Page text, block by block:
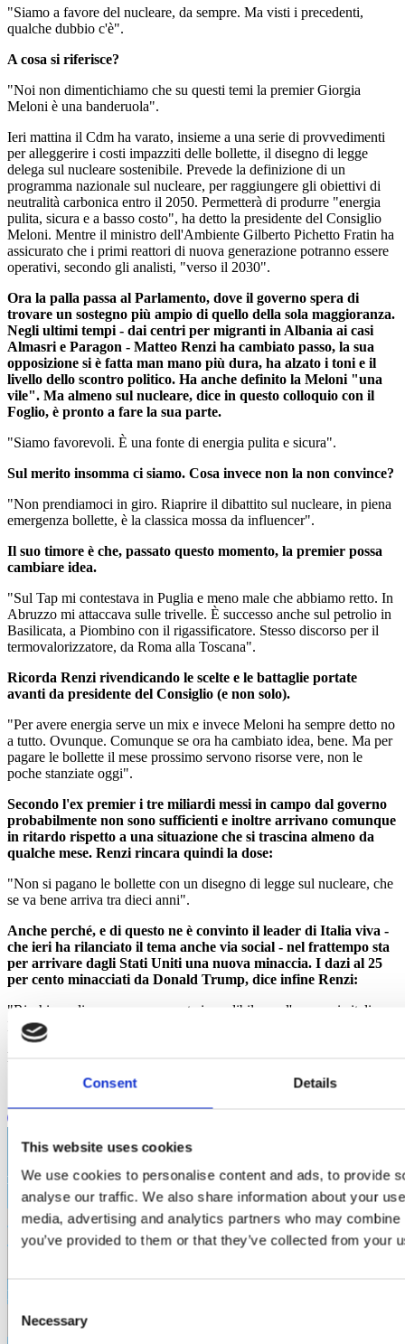
Consent Details
This website uses cookies
We use cookies to personalise content and ads, to provide
analyse our traffic. We also share information about your
media, advertising and analytics partners who may
you’ve provided to them or that they’ve collected from your
Consent
Selection
Necessary
"Siamo a favore del nucleare, da sempre. Ma visti i precedenti,
qualche dubbio c'è".
A cosa si riferisce?
"Noi non dimentichiamo che su questi temi la premier Giorgia
Meloni è una banderuola".
Ieri mattina il Cdm ha varato, insieme a una serie di provvedimenti
per alleggerire i costi impazziti delle bollette, il disegno di legge
delega sul nucleare sostenibile. Prevede la definizione di un
programma nazionale sul nucleare, per raggiungere gli obiettivi di
neutralità carbonica entro il 2050. Permetterà di produrre "energia
pulita, sicura e a basso costo", ha detto la presidente del Consiglio
Meloni. Mentre il ministro dell'Ambiente Gilberto Pichetto Fratin ha
assicurato che i primi reattori di nuova generazione potranno essere
operativi, secondo gli analisti, "verso il 2030".
Ora la palla passa al Parlamento, dove il governo spera di
trovare un sostegno più ampio di quello della sola maggioranza.
Negli ultimi tempi - dai centri per migranti in Albania ai casi
Almasri e Paragon - Matteo Renzi ha cambiato passo, la sua
opposizione si è fatta man mano più dura, ha alzato i toni e il
livello dello scontro politico. Ha anche definito la Meloni "una
vile". Ma almeno sul nucleare, dice in questo colloquio con il
Foglio, è pronto a fare la sua parte.
"Siamo favorevoli. È una fonte di energia pulita e sicura".
Sul merito insomma ci siamo. Cosa invece non la non convince?
"Non prendiamoci in giro. Riaprire il dibattito sul nucleare, in piena
emergenza bollette, è la classica mossa da influencer".
Il suo timore è che, passato questo momento, la premier possa
cambiare idea.
"Sul Tap mi contestava in Puglia e meno male che abbiamo retto. In
Abruzzo mi attaccava sulle trivelle. È successo anche sul petrolio in
Basilicata, a Piombino con il rigassificatore. Stesso discorso per il
termovalorizzatore, da Roma alla Toscana".
Ricorda Renzi rivendicando le scelte e le battaglie portate
avanti da presidente del Consiglio (e non solo).
"Per avere energia serve un mix e invece Meloni ha sempre detto no
a tutto. Ovunque. Comunque se ora ha cambiato idea, bene. Ma per
pagare le bollette il mese prossimo servono risorse vere, non le
poche stanziate oggi".
Secondo l'ex premier i tre miliardi messi in campo dal governo
probabilmente non sono sufficienti e inoltre arrivano comunque
in ritardo rispetto a una situazione che si trascina almeno da
qualche mese. Renzi rincara quindi la dose:
"Non si pagano le bollette con un disegno di legge sul nucleare, che
se va bene arriva tra dieci anni".
Anche perché, e di questo ne è convinto il leader di Italia viva -
che ieri ha rilanciato il tema anche via social - nel frattempo sta
per arrivare dagli Stati Uniti una nuova minaccia. I dazi al 25
per cento minacciati da Donald Trump, dice infine Renzi:
"Rischiano di essere una mazzata incredibile per l'economia italiana.
Il sovranismo ci uccide".
In questo senso la risposta può essere una sola:
"Lavorare insieme all'Europa, altrimenti l'Italia è spacciata".
RESTIAMO IN CONTATTO
Regione